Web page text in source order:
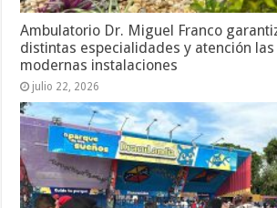
Ambulatorio Dr. Miguel Franco
distintas especialidades y atención las
modernas instalaciones
julio 22, 2026